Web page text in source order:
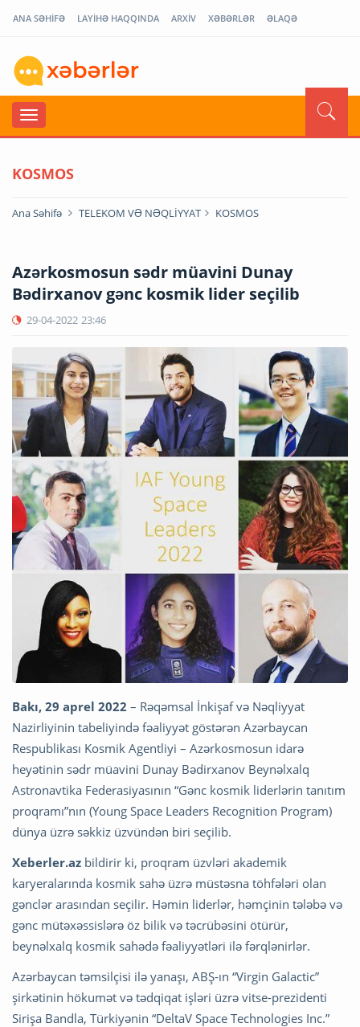
ANA SƏHİFƏ LAYİHƏ HAQQINDA ARXİV XƏBƏRLƏR ƏLAQƏ
KOSMOS
Ana Səhifə TELEKOM VƏ NƏQLİYYAT KOSMOS
Azərkosmosun sədr müavini Dunay
Bədirxanov gənc kosmik lider seçilib
29-04-2022 23:46
Bakı, 29 aprel 2022 – Rəqəmsal İnkişaf və Nəqliyyat
Nazirliyinin tabeliyində fəaliyyət göstərən Azərbaycan
Respublikası Kosmik Agentliyi – Azərkosmosun idarə
heyətinin sədr müavini Dunay Bədirxanov Beynəlxalq
Astronavtika Federasiyasının “Gənc kosmik liderlərin tanıtım
proqramı”nın (Young Space Leaders Recognition Program)
dünya üzrə səkkiz üzvündən biri seçilib.
Xeberler.az bildirir ki, proqram üzvləri akademik
karyeralarında kosmik sahə üzrə müstəsna töhfələri olan
gənclər arasından seçilir. Həmin liderlər, həmçinin tələbə və
gənc mütəxəssislərə öz bilik və təcrübəsini ötürür,
beynəlxalq kosmik sahədə fəaliyyətləri ilə fərqlənirlər.
Azərbaycan təmsilçisi ilə yanaşı, ABŞ-ın “Virgin Galactic”
şirkətinin hökumət və tədqiqat işləri üzrə vitse-prezidenti
Sirişa Bandla, Türkiyənin “DeltaV Space Technologies Inc.”